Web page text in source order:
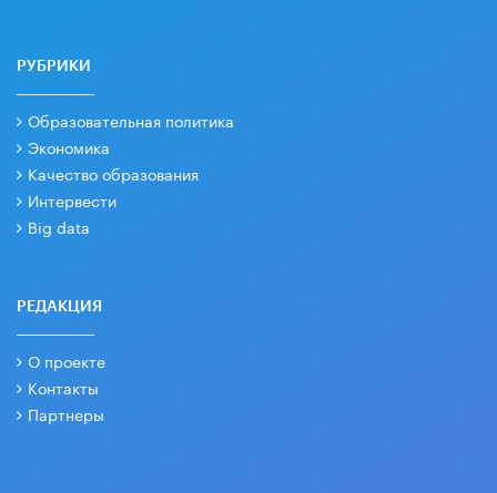
РУБРИКИ
Образовательная политика
Экономика
Качество образования
Интервести
Big data
РЕДАКЦИЯ
О проекте
Контакты
Партнеры